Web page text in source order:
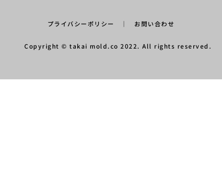
プライバシーポリシー ｜ お問い合わせ
Copyright © takai mold.co 2022. All rights reserved.